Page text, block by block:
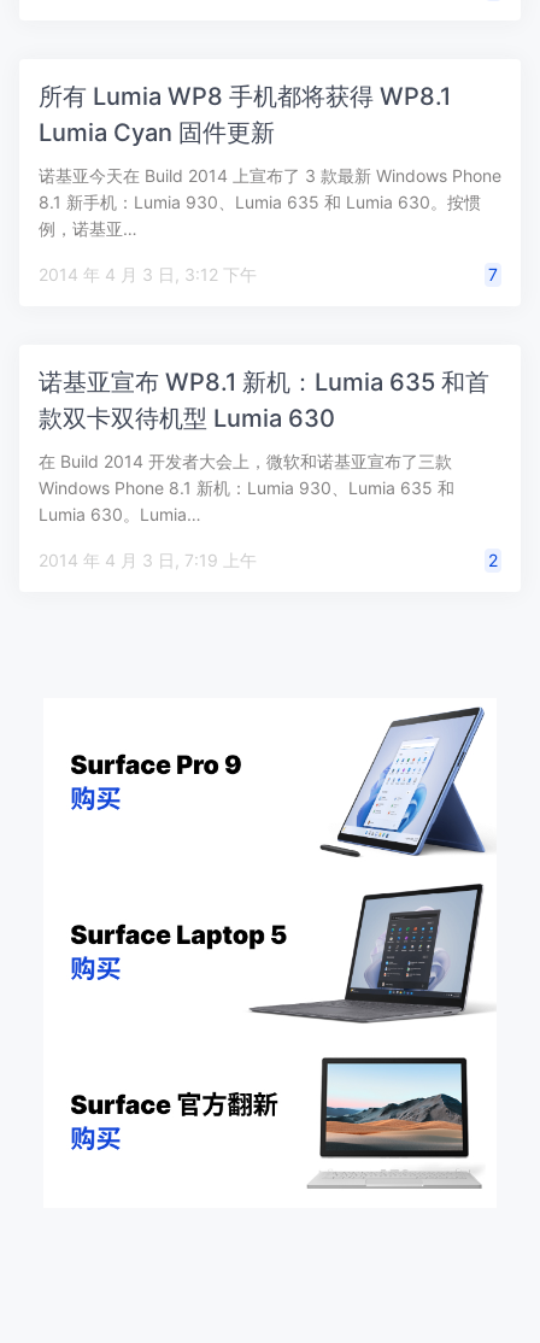
所有 Lumia WP8 手机都将获得 WP8.1
Lumia Cyan 固件更新
诺基亚今天在 Build 2014 上宣布了 3 款最新 Windows Phone
8.1 新手机：Lumia 930、Lumia 635 和 Lumia 630。按惯
例，诺基亚…
2014 年 4 月 3 日, 3:12 下午 7
诺基亚宣布 WP8.1 新机：Lumia 635 和首
款双卡双待机型 Lumia 630
在 Build 2014 开发者大会上，微软和诺基亚宣布了三款
Windows Phone 8.1 新机：Lumia 930、Lumia 635 和
Lumia 630。Lumia…
2014 年 4 月 3 日, 7:19 上午 2